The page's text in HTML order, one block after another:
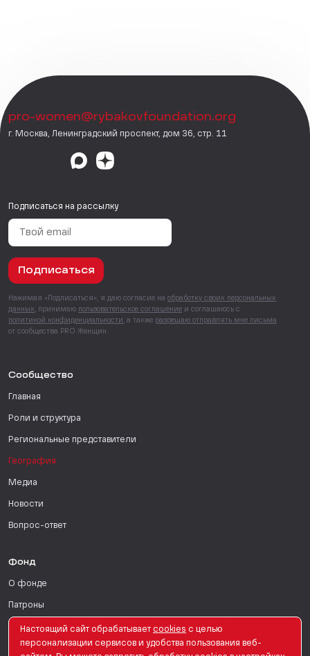
pro-women@rybakovfoundation.org
г. Москва, Ленинградский проспект, дом 36, стр. 11
Подписаться на рассылку
Подписаться
Нажимая «Подписаться», я даю согласие на обработку своих персональных
данных , принимаю пользовательское соглашение и соглашаюсь с
политикой конфиденциальности , а также разрешаю отправлять мне письма
от сообщества PRO Женщин.
Сообщество
Главная
Роли и структура
Региональные представители
География
Медиа
Новости
Вопрос-ответ
Фонд
О фонде
Патроны
Поддержать
Для СМИ
Настоящий сайт обрабатывает сookies с целью
персонализации сервисов и удобства пользования веб-